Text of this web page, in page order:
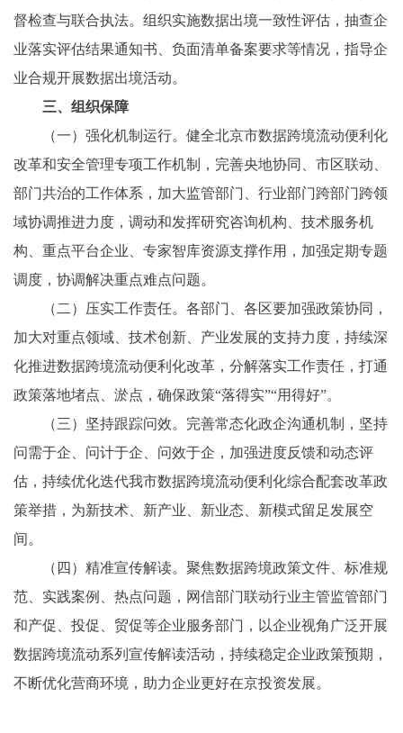
督检查与联合执法。组织实施数据出境一致性评估，抽查企
业落实评估结果通知书、负面清单备案要求等情况，指导企
业合规开展数据出境活动。
三、组织保障
（一）强化机制运行。健全北京市数据跨境流动便利化
改革和安全管理专项工作机制，完善央地协同、市区联动、
部门共治的工作体系，加大监管部门、行业部门跨部门跨领
域协调推进力度，调动和发挥研究咨询机构、技术服务机
构、重点平台企业、专家智库资源支撑作用，加强定期专题
调度，协调解决重点难点问题。
（二）压实工作责任。各部门、各区要加强政策协同，
加大对重点领域、技术创新、产业发展的支持力度，持续深
化推进数据跨境流动便利化改革，分解落实工作责任，打通
政策落地堵点、淤点，确保政策“落得实”“用得好”。
（三）坚持跟踪问效。完善常态化政企沟通机制，坚持
问需于企、问计于企、问效于企，加强进度反馈和动态评
估，持续优化迭代我市数据跨境流动便利化综合配套改革政
策举措，为新技术、新产业、新业态、新模式留足发展空
间。
（四）精准宣传解读。聚焦数据跨境政策文件、标准规
范、实践案例、热点问题，网信部门联动行业主管监管部门
和产促、投促、贸促等企业服务部门，以企业视角广泛开展
数据跨境流动系列宣传解读活动，持续稳定企业政策预期，
不断优化营商环境，助力企业更好在京投资发展。